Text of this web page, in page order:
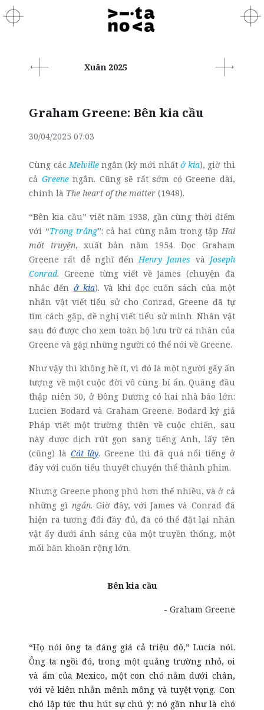
Xuân 2025
Graham Greene: Bên kia cầu
30/04/2025 07:03
Cùng cácMelvillengắn (kỳ mới nhất ở kia), giờ thì
cả Greenengắn. Cũng sẽ rất sớm có Greene dài,
chính là The heart of the matter (1948).
“Bên kia cầu” viết năm 1938, gần cùng thời điểm
với “Trong trắng”: cả hai cùng nằm trong tậpHai
mốt truyện, xuất bản năm 1954. Đọc Graham
Greene rất dễ nghĩ đếnHenry James và Joseph
Conrad. Greene từng viết về James (chuyện đã
nhắc đến ở kia). Và khi đọc cuốn sách của một
nhân vật viết tiểu sử cho Conrad, Greene đã tự
tìm cách gặp, đề nghị viết tiểu sử mình. Nhân vật
sau đó được cho xem toàn bộ lưu trữ cá nhân của
Greene và gặp những người có thể nói về Greene.
Như vậy thì không hề ít, vì đó là một người gây ấn
tượng về một cuộc đời vô cùng bí ẩn. Quãng đầu
thập niên 50, ở Đông Dương có hai nhà báo lớn:
Lucien Bodard và Graham Greene. Bodard ký giả
Pháp viết một trường thiên về cuộc chiến, sau
này được dịch rút gọn sang tiếng Anh, lấy tên
(cũng) là Cát lầy. Greene thì đã quá nổi tiếng ở
đây với cuốn tiểu thuyết chuyển thể thành phim.
Nhưng Greene phong phú hơn thế nhiều, và ở cả
những gì ngắn. Giờ đây, với James và Conrad đã
hiện ra tương đối đầy đủ, đã có thể đặt lại nhân
vật ấy dưới ánh sáng của một truyền thống, một
mối băn khoăn rộng lớn.
Bên kia cầu
- Graham Greene
“Họ nói ông ta đáng giá cả triệu đô,” Lucia nói.
Ông ta ngồi đó, trong một quảng trường nhỏ, oi
và ẩm của Mexico, một con chó nằm dưới chân,
với vẻ kiên nhẫn mênh mông và tuyệt vọng. Con
chó lập tức thu hút sự chú ý: nó gần như là chó